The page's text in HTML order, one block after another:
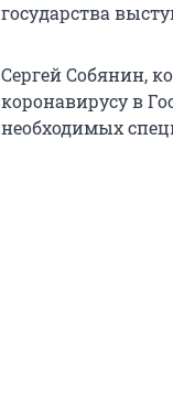
государства
Сергей Собянин,
коронавирусу в
необходимых